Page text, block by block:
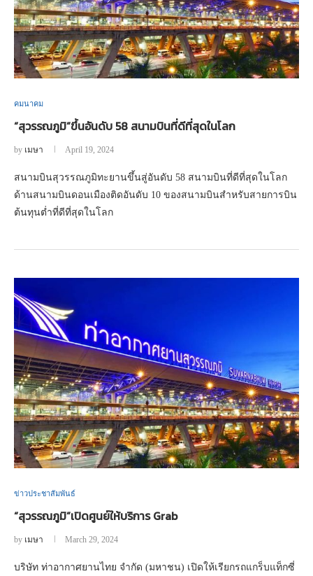
คมนาคม
“สุวรรณภูมิ”ขึ้นอันดับ 58 สนามบินที่ดีที่สุดในโลก
by เมษา April 19, 2024
สนามบินสุวรรณภูมิทะยานขึ้นสู่อันดับ 58 สนามบินที่ดีที่สุดในโลก
ด้านสนามบินดอนเมืองติดอันดับ 10 ของสนามบินสำหรับสายการบิน
ต้นทุนต่ำที่ดีที่สุดในโลก
ข่าวประชาสัมพันธ์
“สุวรรณภูมิ”เปิดศูนย์ให้บริการ Grab
by เมษา March 29, 2024
บริษัท ท่าอากาศยานไทย จำกัด (มหาชน) เปิดให้เรียกรถแกร็บแท็กซี่